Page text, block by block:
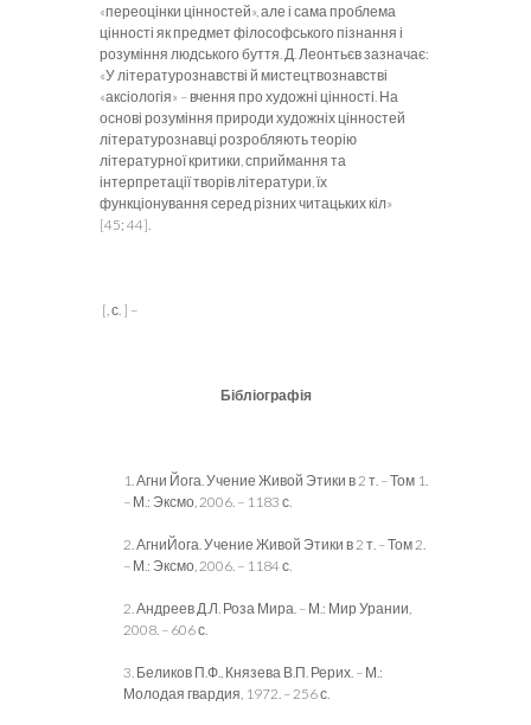
«переоцінки цінностей», але і сама проблема
цінності як предмет філософського пізнання і
розуміння людського буття. Д. Леонтьєв зазначає:
«У літературознавстві й мистецтвознавстві
«аксіологія» – вчення про художні цінності. На
основі розуміння природи художніх цінностей
літературознавці розробляють теорію
літературної критики, сприймання та
інтерпретації творів літератури, їх
функціонування серед різних читацьких кіл»
[45; 44].
[, с. ] –
Бібліографія
1. Агни Йога. Учение Живой Этики в 2 т. – Том 1.
– М.: Эксмо, 2006. – 1183 с.
2. АгниЙога. Учение Живой Этики в 2 т. – Том 2.
– М.: Эксмо, 2006. – 1184 с.
2. Андреев Д.Л. Роза Мира. – М.: Мир Урании,
2008. – 606 с.
3. Беликов П.Ф., Князева В.П. Рерих. – М.:
Молодая гвардия, 1972. – 256 с.